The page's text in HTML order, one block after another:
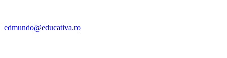
edmundo@educativa.ro